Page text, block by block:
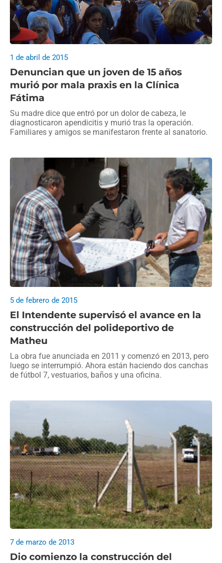
Denuncian que un joven de 15 años
murió por mala praxis en la Clínica
Fátima
1 de abril de 2015
Su madre dice que entró por un dolor de cabeza, le
diagnosticaron apendicitis y murió tras la operación.
Familiares y amigos se manifestaron frente al sanatorio.
El Intendente supervisó el avance en la
construcción del polideportivo de
Matheu
5 de febrero de 2015
La obra fue anunciada en 2011 y comenzó en 2013, pero
luego se interrumpió. Ahora están haciendo dos canchas
de fútbol 7, vestuarios, baños y una oficina.
Dio comienzo la construcción del
7 de marzo de 2013